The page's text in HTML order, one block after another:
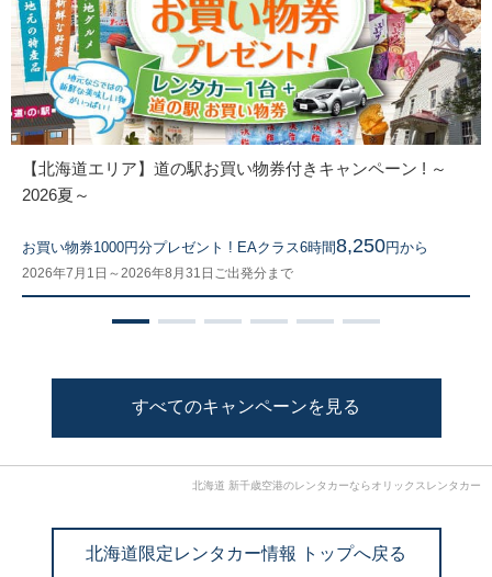
【北海道エリア】道の駅お買い物券付きキャンペーン ! ～
2026夏～
お買い物券1000円分プレゼント ! EAクラス6時間8,250円から
2026年7月1日～2026年8月31日ご出発分まで
すべてのキャンペーンを見る
北海道 新千歳空港のレンタカーならオリックスレンタカー
北海道限定レンタカー情報 トップへ戻る